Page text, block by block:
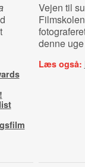
Vejen til
denne
Læs også: